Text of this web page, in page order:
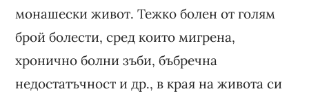
монашески живот. Тежко болен от голям
брой болести, сред които мигрена,
хронично болни зъби, бъбречна
недостатъчност и др., в края на живота си